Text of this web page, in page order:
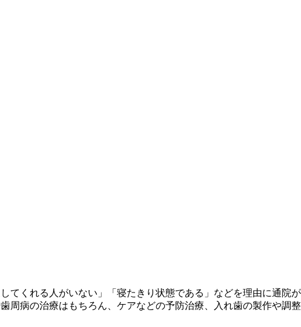
てくれる人がいない」「寝たきり状態である」などを理由に通院
周病の治療はもちろん、ケアなどの予防治療、入れ歯の製作や調